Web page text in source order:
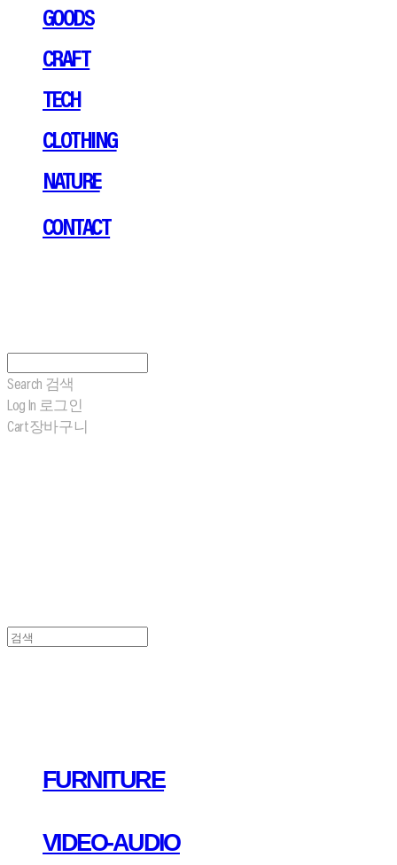
GOODS
CRAFT
TECH
CLOTHING
NATURE
CONTACT
Search 검색
Log In 로그인
Cart장바구니
FURNITURE
VIDEO-AUDIO